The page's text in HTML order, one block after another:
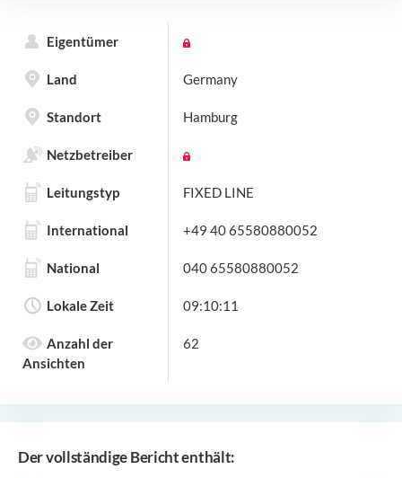
Eigentümer
Land Germany
Standort Hamburg
Netzbetreiber
Leitungstyp FIXED LINE
International +49 40 65580880052
National 040 65580880052
Lokale Zeit 09:10:11
Anzahl der
Ansichten
62
Der vollständige Bericht enthält: